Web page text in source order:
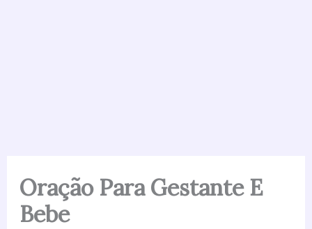
Oração Para Gestante E
Bebe